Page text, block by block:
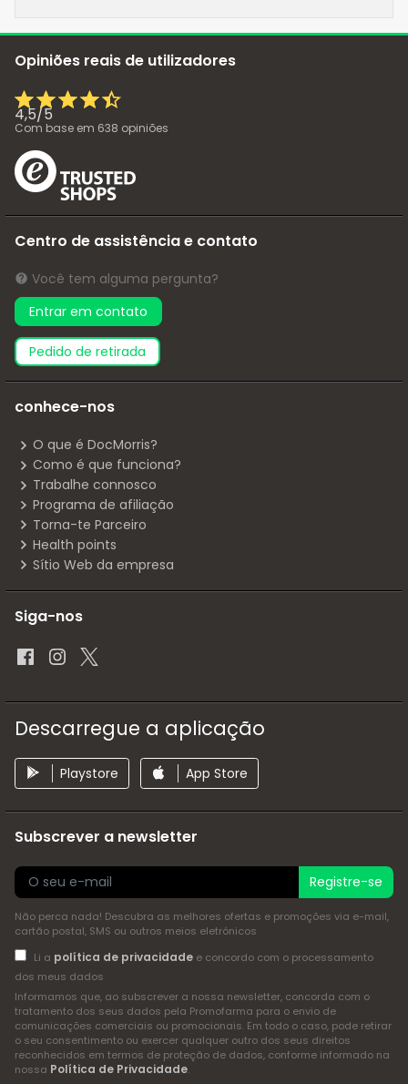
Opiniões reais de utilizadores
4,5/5
Com base em 638 opiniões
Centro de assistência e contato
Você tem alguma pergunta?
Entrar em contato
pedido de retirada
conhece-nos
O que é DocMorris?
Como é que funciona?
Trabalhe connosco
Programa de afiliação
Torna-te Parceiro
Health points
Sítio Web da empresa
Siga-nos
Descarregue a aplicação
Playstore App Store
Subscrever a newsletter
Registre-se
Não perca nada! Descubra as melhores ofertas e promoções via e-mail,
cartão postal, SMS ou outros meios eletrónicos
Li a política de privacidadee concordo com o processamento
dos meus dados
Informamos que, ao subscrever a nossa newsletter, concorda com o
tratamento dos seus dados pela Promofarma para o envio de
comunicações comerciais ou promocionais. Em todo o caso, pode retirar
o seu consentimento ou exercer qualquer outro dos seus direitos
reconhecidos em termos de proteção de dados, conforme informado na
nossa Política de Privacidade.